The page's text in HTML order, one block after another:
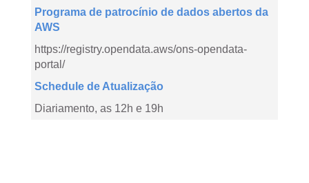
Programa de patrocínio de dados abertos da
AWS
https://registry.opendata.aws/ons-opendata-
portal/
Schedule de Atualização
Diariamento, as 12h e 19h